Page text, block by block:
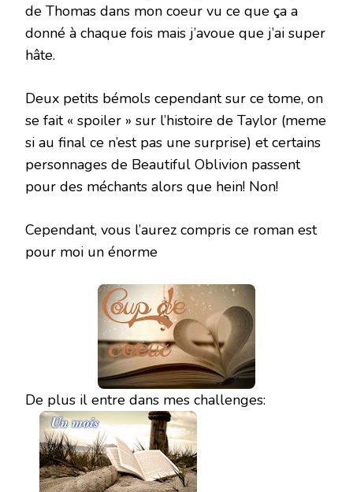
de Thomas dans mon coeur vu ce que ça a
donné à chaque fois mais j’avoue que j’ai super
hâte.
Deux petits bémols cependant sur ce tome, on
se fait « spoiler » sur l’histoire de Taylor (meme
si au final ce n’est pas une surprise) et certains
personnages de Beautiful Oblivion passent
pour des méchants alors que hein! Non!
Cependant, vous l’aurez compris ce roman est
pour moi un énorme
De plus il entre dans mes challenges: